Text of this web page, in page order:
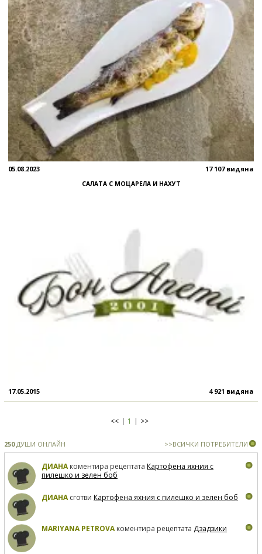
05.08.2023 17 107 видяна
САЛАТА С МОЦАРЕЛА И НАХУТ
17.05.2015 4 921 видяна
<< 1 >>
250ДУШИ ОНЛАЙН >>ВСИЧКИ ПОТРЕБИТЕЛИ
ДИАНАкоментира рецептата Картофена яхния с
пилешко и зелен боб
ДИАНАсготви Картофена яхния с пилешко и зелен боб
MARIYANA PETROVAкоментира рецептата Дзадзики